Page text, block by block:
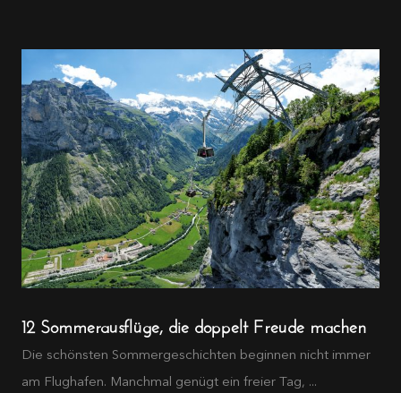
12 Sommerausflüge, die doppelt Freude machen
Die schönsten Sommergeschichten beginnen nicht immer
am Flughafen. Manchmal genügt ein freier Tag, ...